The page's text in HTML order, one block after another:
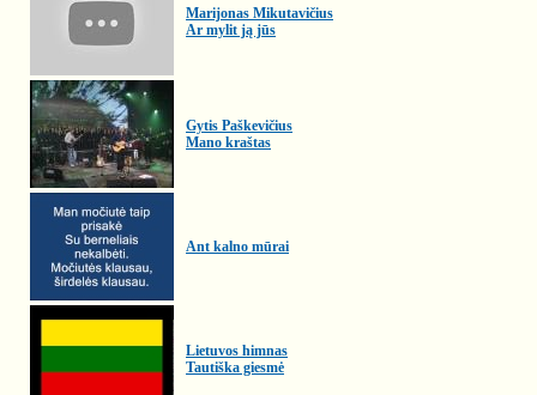
Marijonas Mikutavičius
Ar mylit ją jūs
Gytis Paškevičius
Mano kraštas
Ant kalno mūrai
Lietuvos himnas
Tautiška giesmė